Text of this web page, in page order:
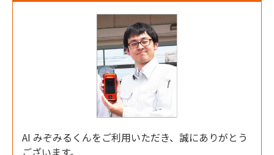
AI みぞみるくんをご利用いただき、誠にありがとう
ございます。